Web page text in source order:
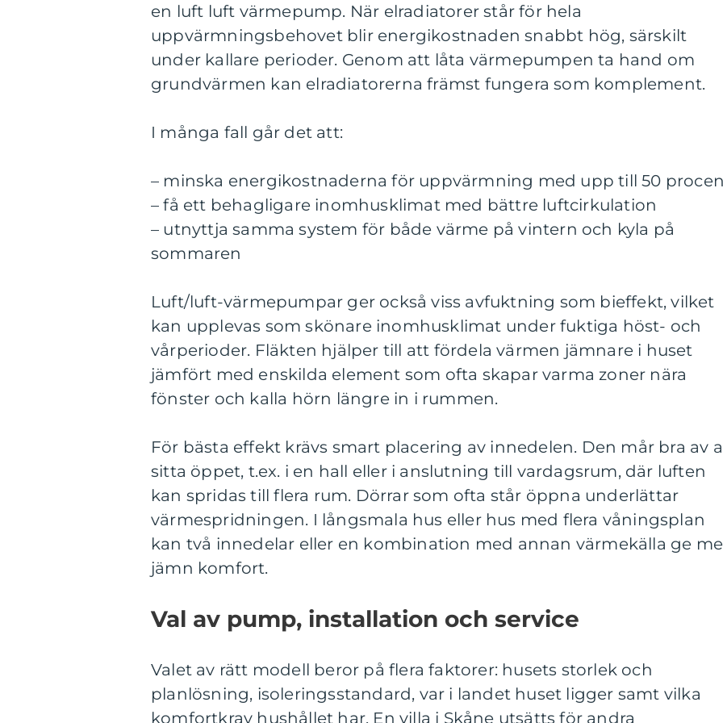
en luft luft värmepump. När elradiatorer står för hela
uppvärmningsbehovet blir energikostnaden snabbt hög, särskilt
under kallare perioder. Genom att låta värmepumpen ta hand om
grundvärmen kan elradiatorerna främst fungera som komplement.
I många fall går det att:
– minska energikostnaderna för uppvärmning med upp till 50
– få ett behagligare inomhusklimat med bättre luftcirkulation
– utnyttja samma system för både värme på vintern och kyla på
sommaren
Luft/luft-värmepumpar ger också viss avfuktning som bieffekt, vilket
kan upplevas som skönare inomhusklimat under fuktiga höst- och
vårperioder. Fläkten hjälper till att fördela värmen jämnare i huset
jämfört med enskilda element som ofta skapar varma zoner nära
fönster och kalla hörn längre in i rummen.
För bästa effekt krävs smart placering av innedelen. Den mår bra av
sitta öppet, t.ex. i en hall eller i anslutning till vardagsrum, där luften
kan spridas till flera rum. Dörrar som ofta står öppna underlättar
värmespridningen. I långsmala hus eller hus med flera våningsplan
kan två innedelar eller en kombination med annan värmekälla ge
jämn komfort.
Val av pump, installation och service
Valet av rätt modell beror på flera faktorer: husets storlek och
planlösning, isoleringsstandard, var i landet huset ligger samt vilka
komfortkrav hushållet har. En villa i Skåne utsätts för andra